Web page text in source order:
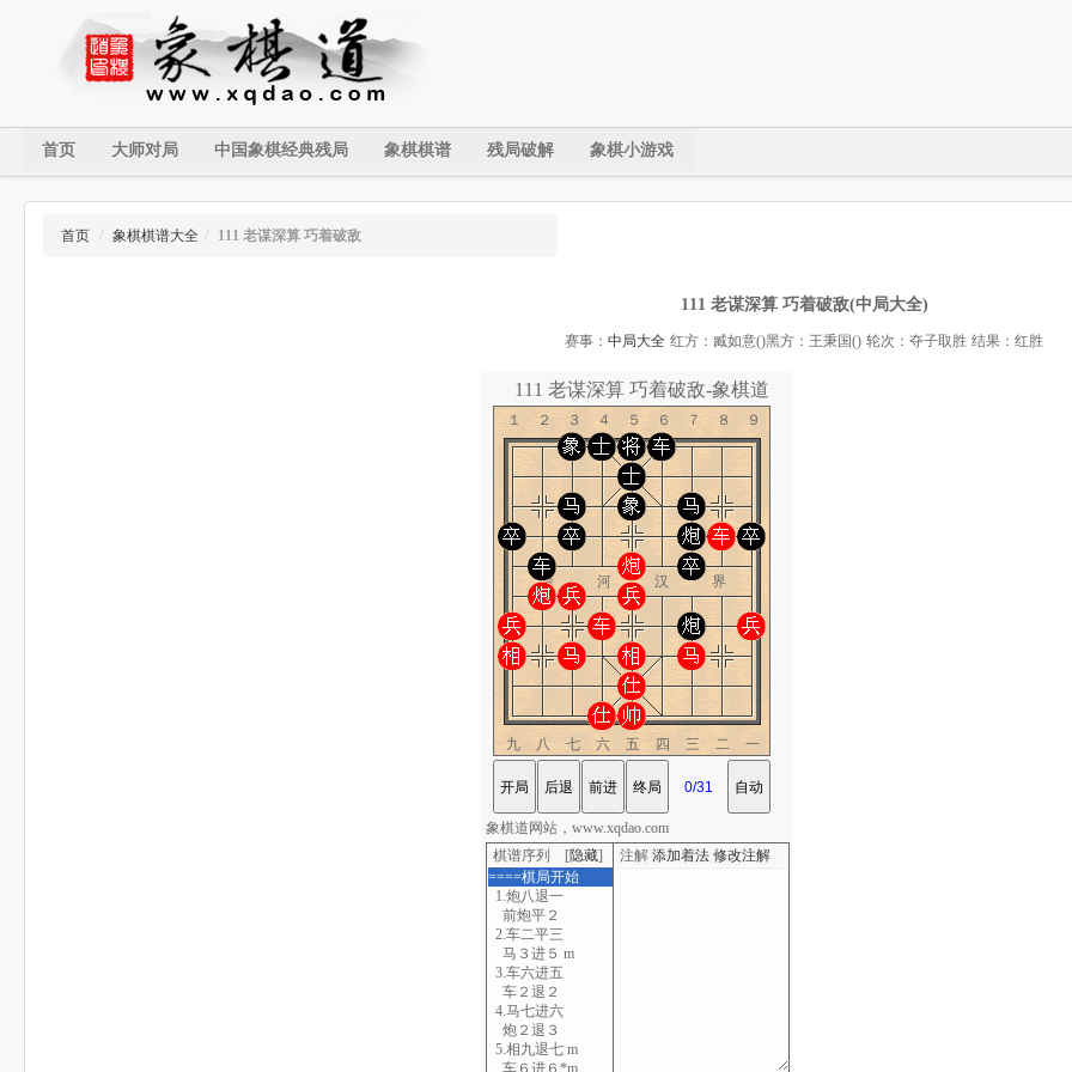
首页 大师对局 中国象棋经典残局 象棋棋谱 残局破解 象棋小游戏
首页 / 象棋棋谱大全 / 111 老谋深算 巧着破敌
111 老谋深算 巧着破敌(中局大全)
赛事： 中局大全 红方：臧如意()黑方：王秉国() 轮次：夺子取胜 结果：红胜
111 老谋深算 巧着破敌-象棋道
１２３４５６７８９
楚 河 汉 界
九八七六五四三二一
棋谱序列 [隐藏]
====棋局开始
1.炮八退一
前炮平２
2.车二平三
马３进５ m
3.车六进五
车２退２
4.马七进六
炮２退３
5.相九退七 m
车６进６*m
注解 添加着法 修改注解
象棋道网站，www.xqdao.com